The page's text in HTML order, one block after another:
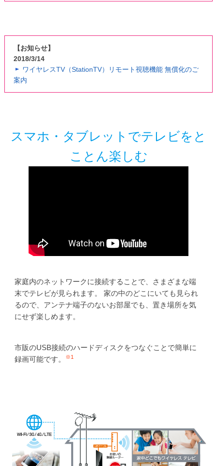
【お知らせ】
2018/3/14
ワイヤレスTV（StationTV）リモート視聴機能 無償化のご
案内
スマホ・タブレットでテレビをと
ことん楽しむ
家庭内のネットワークに接続することで、さまざまな端
末でテレビが見られます。 家の中のどこにいても見られ
るので、アンテナ端子のないお部屋でも、置き場所を気
にせず楽しめます。
市販のUSB接続のハードディスクをつなぐことで簡単に
録画可能です。
※1